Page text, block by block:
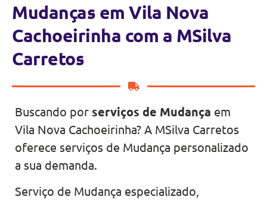
Mudanças em Vila Nova
Cachoeirinha com a MSilva
Carretos
Buscando por serviços de Mudança em
Vila Nova Cachoeirinha? A MSilva Carretos
oferece serviços de Mudança personalizado
a sua demanda.
Serviço de Mudança especializado,